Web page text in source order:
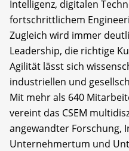
Intelligenz, digitalen
fortschrittlichem
Zugleich wird immer
Leadership, die richtige
Agilität lässt sich
industriellen und
Mit mehr als 640
vereint das CSEM
angewandter Forschung,
Unternehmertum und